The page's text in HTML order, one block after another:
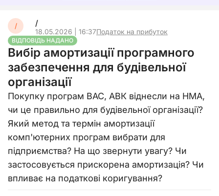
/ /
18.05.2026 | 16:37Податок на прибуток
ВІДПОВІДЬ НАДАНО
Вибір амортизації програмного
забезпечення для будівельної
організації
Покупку програм ВАС, АВК віднесли на НМА,
чи це правильно для будівельної організації?
Який метод та термін амортизації
комп'ютерних програм вибрати для
підприємства? На що звернути увагу? Чи
застосовується прискорена амортизація? Чи
впливає на податкові коригування?